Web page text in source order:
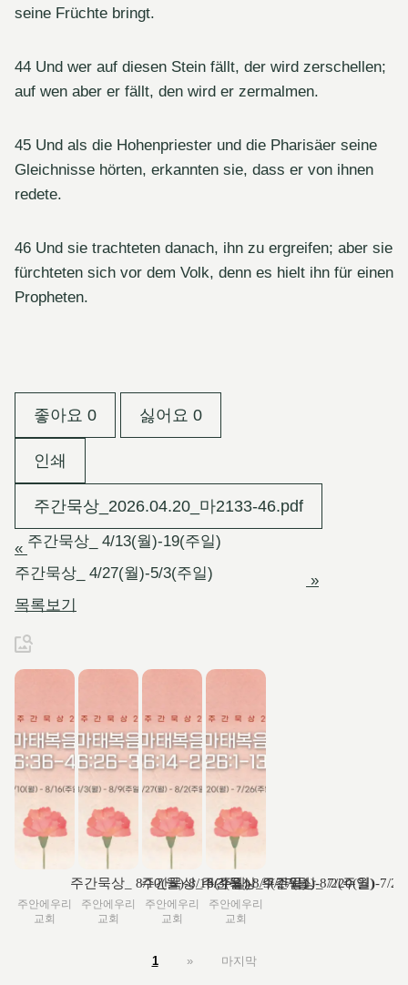
seine Früchte bringt.
44 Und wer auf diesen Stein fällt, der wird zerschellen;
auf wen aber er fällt, den wird er zermalmen.
45 Und als die Hohenpriester und die Pharisäer seine
Gleichnisse hörten, erkannten sie, dass er von ihnen
redete.
46 Und sie trachteten danach, ihn zu ergreifen; aber sie
fürchteten sich vor dem Volk, denn es hielt ihn für einen
Propheten.
좋아요 0 싫어요 0
인쇄
주간묵상_2026.04.20_마2133-46.pdf
« 주간묵상_ 4/13(월)-19(주일)
주간묵상_ 4/27(월)-5/3(주일)
»
목록보기
주간묵상_ 8/10(월)-8/16(주일)
주안에우리
교회
주간묵상_ 8/3(월)-8/9(주일)
주안에우리
교회
주간묵상_ 7/27(월)-8/2(주일)
주안에우리
교회
주간묵상_ 7/20(월)-7/
주안에우리
교회
1 » 마지막